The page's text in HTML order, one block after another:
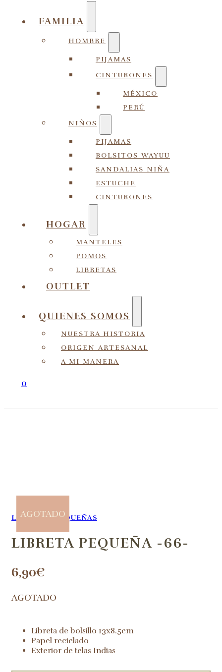
FAMILIA
HOMBRE
PIJAMAS
CINTURONES
MÉXICO
PERÚ
NIÑOS
PIJAMAS
BOLSITOS WAYUU
SANDALIAS NIÑA
ESTUCHE
CINTURONES
HOGAR
MANTELES
POMOS
LIBRETAS
OUTLET
QUIENES SOMOS
NUESTRA HISTORIA
ORIGEN ARTESANAL
A MI MANERA
0
AGOTADO
LIBRETAS,PEQUEÑAS
LIBRETA PEQUEÑA -66-
6,90€
AGOTADO
Libreta de bolsillo 13x8.5cm
Papel reciclado
Exterior de telas Indias